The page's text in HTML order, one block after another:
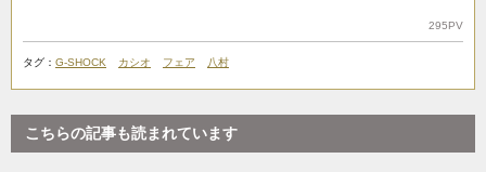
295PV
タグ： G-SHOCK カシオ フェア 八村
こちらの記事も読まれています